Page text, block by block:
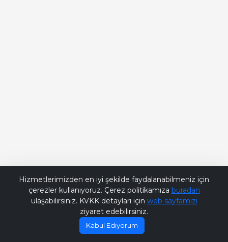
Hizmetlerimizden en iyi şekilde faydalanabilmeniz için
çerezler kullanıyoruz. Çerez politikamıza buradan
ulaşabilirsiniz. KVKK detayları için web sayfamızı
ziyaret edebilirsiniz.
Kabul Ediyorum
Bana Soru Sor | Ask Me